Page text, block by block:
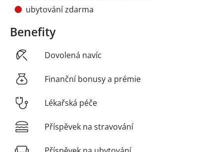
ubytování zdarma
Benefity
Dovolená navíc
Finanční bonusy a prémie
Lékařská péče
Příspěvek na stravování